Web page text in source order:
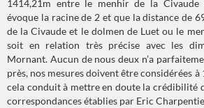
1414,21m entre le menhir de la Civaude
évoque la racine de 2 et que la distance de
de la Civaude et le dolmen de Luet ou le
soit en relation très précise avec les
Mornant. Aucun de nous deux n’a
près, nos mesures doivent être considérées à
cela conduit à mettre en doute la crédibilité
correspondances établies par Eric